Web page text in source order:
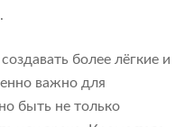
более лёгкие и
важно для
быть не только